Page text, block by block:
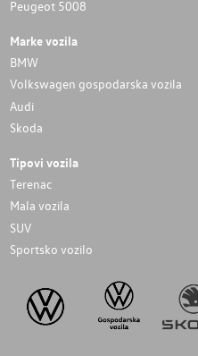
Peugeot 5008
Marke vozila
BMW
Volkswagen gospodarska vozila
Audi
Skoda
Tipovi vozila
Terenac
Mala vozila
SUV
Sportsko vozilo